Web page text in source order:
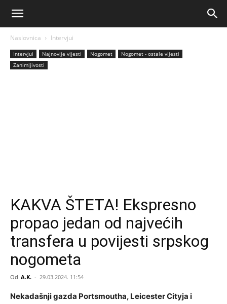
Naslovnica Intervjui
Intervjui Najnovije vijesti Nogomet
Nogomet - ostale vijesti
Zanimljivosti
KAKVA ŠTETA! Ekspresno
propao jedan od najvećih
transfera u povijesti srpskog
nogometa
Od A.K. - 29.03.2024. 11:54
Nekadašnji gazda Portsmoutha, Leicester Cityja i